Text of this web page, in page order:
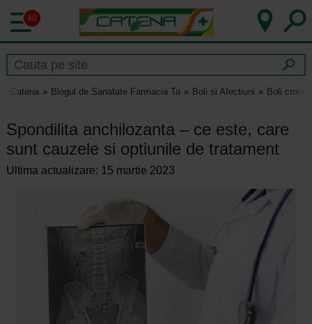
40
Catena Blogul de Sanatate Farmacia Ta Boli si Afectiuni Boli
Spondilita anchilozanta – ce este, care
sunt cauzele si optiunile de tratament
Ultima actualizare: 15 martie 2023